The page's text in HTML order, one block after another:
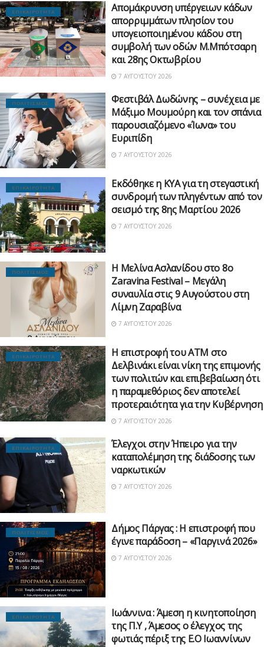
ΕΠΙΚΑΙΡΟΤΗΤΑ
Απομάκρυνση υπέργειων κάδων
απορριμμάτων πλησίον του
υπογειοποιημένου κάδου στη
συμβολή των οδών Μ.Μπότσαρη
και 28ης Οκτωβρίου
7 ΑΥΓΟΎΣΤΟΥ 2026
ΠΟΛΙΤΙΣΜΟΣ
Φεστιβάλ Δωδώνης – συνέχεια με
Μάξιμο Μουμούρη και τον σπάνια
παρουσιαζόμενο «Ίωνα» του
Ευριπίδη
7 ΑΥΓΟΎΣΤΟΥ 2026
ΕΠΙΚΑΙΡΟΤΗΤΑ
Εκδόθηκε η ΚΥΑ για τη στεγαστική
συνδρομή των πληγέντων από τον
σεισμό της 8ης Μαρτίου 2026
7 ΑΥΓΟΎΣΤΟΥ 2026
ΠΟΛΙΤΙΣΜΟΣ
Η Μελίνα Ασλανίδου στο 8ο
Zaravina Festival – Μεγάλη
συναυλία στις 9 Αυγούστου στη
Λίμνη Ζαραβίνα
7 ΑΥΓΟΎΣΤΟΥ 2026
ΕΠΙΚΑΙΡΟΤΗΤΑ
Η επιστροφή του ΑΤΜ στο
Δελβινάκι είναι νίκη της επιμονής
των πολιτών και επιβεβαίωση ότι
η παραμεθόριος δεν αποτελεί
προτεραιότητα για την Κυβέρνηση
7 ΑΥΓΟΎΣΤΟΥ 2026
ΕΠΙΚΑΙΡΟΤΗΤΑ
Έλεγχοι στην Ήπειρο για την
καταπολέμηση της διάδοσης των
ναρκωτικών
7 ΑΥΓΟΎΣΤΟΥ 2026
ΠΟΛΙΤΙΣΜΟΣ
Δήμος Πάργας : Η επιστροφή που
έγινε παράδοση – «Παργινά 2026»
7 ΑΥΓΟΎΣΤΟΥ 2026
ΕΠΙΚΑΙΡΟΤΗΤΑ
Ιωάννινα : Άμεση η κινητοποίηση
της Π.Υ , Άμεσος ο έλεγχος της
φωτιάς πέριξ της Ε.Ο Ιωαννίνων